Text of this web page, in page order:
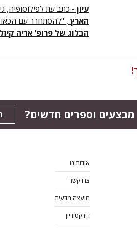
עיון - כתב עת לפילוסופיה, גיליון 74, "מהי זהות בלא-נחת?" מאת זאב
הארץ , "להסתחרר עם
הבלוג של פרופ' אריה קיזל
מבצעים וספרים חדשים?
אודותינו
צרו קשר
מועצה מדעית
דירקטוריון